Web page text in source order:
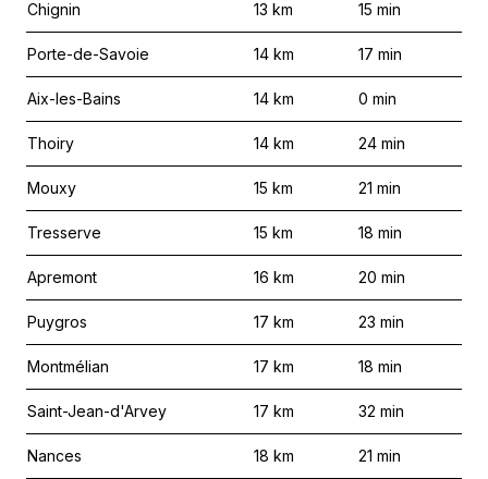
Chignin 13 km 15 min
Porte-de-Savoie 14 km 17 min
Aix-les-Bains 14 km 0 min
Thoiry 14 km 24 min
Mouxy 15 km 21 min
Tresserve 15 km 18 min
Apremont 16 km 20 min
Puygros 17 km 23 min
Montmélian 17 km 18 min
Saint-Jean-d'Arvey 17 km 32 min
Nances 18 km 21 min